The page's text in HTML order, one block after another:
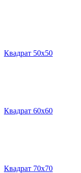
Квадрат 50х50
Квадрат 60х60
Квадрат 70х70